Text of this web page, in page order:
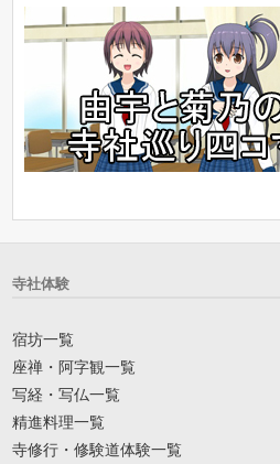
寺社体験
宿坊一覧
座禅・阿字観一覧
写経・写仏一覧
精進料理一覧
寺修行・修験道体験一覧